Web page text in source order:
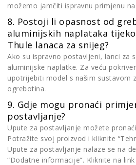
možemo jamčiti ispravnu primjenu
8. Postoji li opasnost od
aluminijskih naplataka
Thule lanaca za snijeg?
Ako su ispravno postavljeni, lanci za
aluminijske naplatke. Za veću
upotrijebiti model s našim sustavom
ogrebotina.
9. Gdje mogu pronaći
postavljanje?
Upute za postavljanje možete
Potražite svoj proizvod i kliknite
Upute za postavljanje nalaze se na
“Dodatne informacije”. Kliknite na